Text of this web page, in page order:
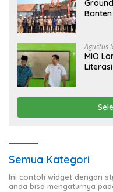
Agustus
MIO
Semua Kategori
Ini contoh widget dengan
anda bisa mengaturnya